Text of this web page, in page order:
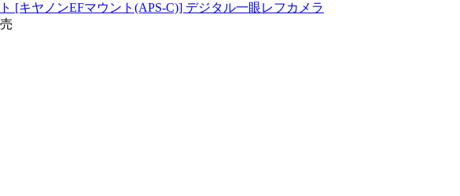
[キヤノンEFマウント(APS-C)] デジタル一眼レフカメラ